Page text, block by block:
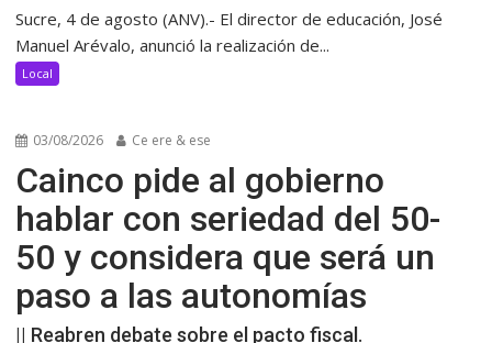
Sucre, 4 de agosto (ANV).- El director de educación, José
Manuel Arévalo, anunció la realización de...
Local
03/08/2026 Ce ere & ese
Cainco pide al gobierno
hablar con seriedad del 50-
50 y considera que será un
paso a las autonomías
|| Reabren debate sobre el pacto fiscal.